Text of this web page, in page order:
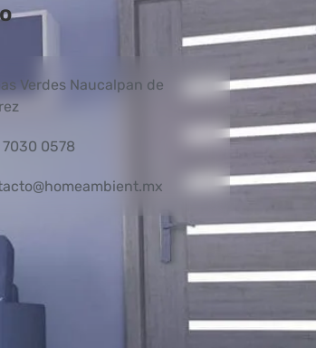
Verdes Naucalpan de
7030 0578